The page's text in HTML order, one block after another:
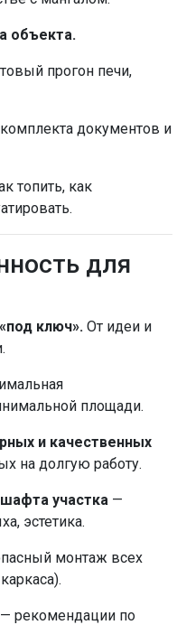
объекта.
прогон печи,
документов и
топить, как
для
ключ». От идеи и
площади.
и качественных
на долгую работу.
участка —
эстетика.
монтаж всех
рекомендации по